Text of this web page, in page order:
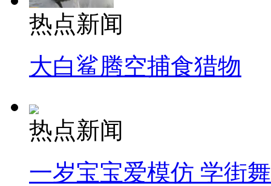
热点新闻
大白鲨腾空捕食猎物
热点新闻
一岁宝宝爱模仿 学街